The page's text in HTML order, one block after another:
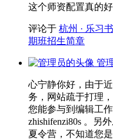
这个师资配置真的
评论于 杭州 · 乐习
期班招生简章
管
心宁静你好，由于
务，网站疏于打理
您能参与到编辑工
zhishifenzi80s 。另
夏令营，不知道您